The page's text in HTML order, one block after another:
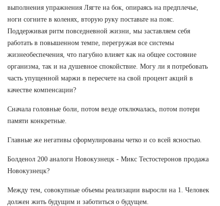
выполнения упражнения Лягте на бок, опираясь на предплечье,
ноги согните в коленях, вторую руку поставьте на пояс.
Поддерживая ритм повседневной жизни, мы заставляем себя
работать в повышенном темпе, перегружая все системы
жизнеобеспечения, что пагубно влияет как на общее состояние
организма, так и на душевное спокойствие. Могу ли я потребовать
часть упущенной маржи в пересчете на свой процент акций в
качестве компенсации?
Сначала головные боли, потом везде отключалась, потом потери
памяти конкретные.
Главные же негативы сформулированы четко и со всей ясностью.
Болденол 200 аналоги Новокузнецк - Микс Тестостеронов продажа
Новокузнецк?
Между тем, совокупные объемы реализации выросли на 1. Человек
должен жить будущим и заботиться о будущем.